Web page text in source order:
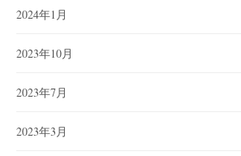
2024年1月
2023年10月
2023年7月
2023年3月